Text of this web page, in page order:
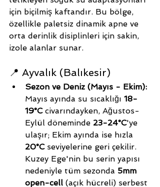
için biçilmiş kaftandır. Bu bölge,
özellikle paletsiz dinamik apne ve
orta derinlik disiplinleri için sakin,
izole alanlar sunar.
📍 Ayvalık (Balıkesir)
Sezon ve Deniz (Mayıs - Ekim):
Mayıs ayında su sıcaklığı 18-
19°C civarındayken, Ağustos-
Eylül döneminde 23-24°C'ye
ulaşır; Ekim ayında ise hızla
20°C seviyelerine geri çekilir.
Kuzey Ege'nin bu serin yapısı
nedeniyle tüm sezonda 5mm
open-cell (açık hücreli) serbest